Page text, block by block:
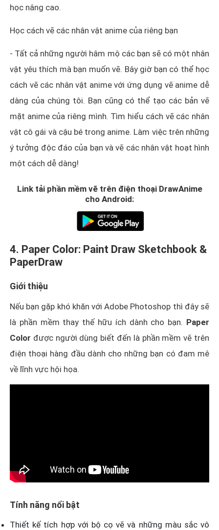
học nâng cao.
Học cách vẽ các nhân vật anime của riêng bạn
- Tất cả những người hâm mộ các bạn sẽ có một nhân
vật yêu thích mà bạn muốn vẽ. Bây giờ bạn có thể học
cách vẽ các nhân vật anime với ứng dụng vẽ anime dễ
dàng của chúng tôi. Bạn cũng có thể tạo các bản vẽ
mặt anime của riêng mình. Tìm hiểu cách vẽ các nhân
vật cô gái và cậu bé trong anime. Làm việc trên những
ý tưởng độc đáo của bạn và vẽ các nhân vật hoạt hình
một cách dễ dàng!
Link tải phần mềm vẽ trên điện thoại DrawAnime
cho Android:
4. Paper Color: Paint Draw Sketchbook &
PaperDraw
Giới thiệu
Nếu bạn gặp khó khăn với Adobe Photoshop thì đây sẽ
là phần mềm thay thế hữu ích dành cho bạn. Paper
Color được người dùng biết đến là phần mềm vẽ trên
điện thoại hàng đầu dành cho những bạn có đam mê
về lĩnh vực hội họa.
Tính năng nổi bật
Thiết kế tích hợp với bộ cọ vẽ và những màu sắc vô